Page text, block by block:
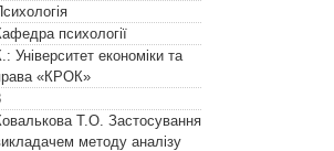
психології
Університет економіки та
«КРОК»
Т.О. Застосування
методу аналізу